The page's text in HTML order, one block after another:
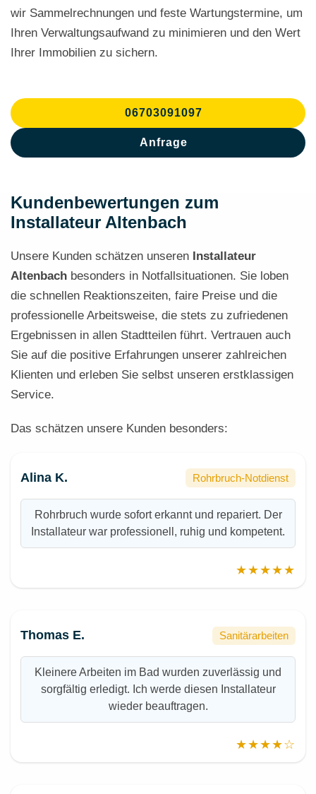
wir Sammelrechnungen und feste Wartungstermine, um
Ihren Verwaltungsaufwand zu minimieren und den Wert
Ihrer Immobilien zu sichern.
06703091097
Anfrage
Kundenbewertungen zum
Installateur Altenbach
Unsere Kunden schätzen unseren Installateur
Altenbach besonders in Notfallsituationen. Sie loben
die schnellen Reaktionszeiten, faire Preise und die
professionelle Arbeitsweise, die stets zu zufriedenen
Ergebnissen in allen Stadtteilen führt. Vertrauen auch
Sie auf die positive Erfahrungen unserer zahlreichen
Klienten und erleben Sie selbst unseren erstklassigen
Service.
Das schätzen unsere Kunden besonders:
Alina K. Rohrbruch-Notdienst
Rohrbruch wurde sofort erkannt und repariert. Der
Installateur war professionell, ruhig und kompetent.
★★★★★
Thomas E. Sanitärarbeiten
Kleinere Arbeiten im Bad wurden zuverlässig und
sorgfältig erledigt. Ich werde diesen Installateur
wieder beauftragen.
★★★★☆